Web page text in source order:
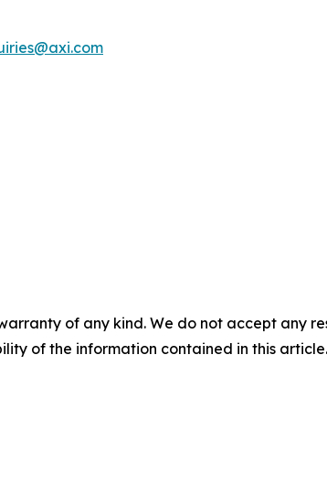
of any kind. We do not accept any
of the information contained in this